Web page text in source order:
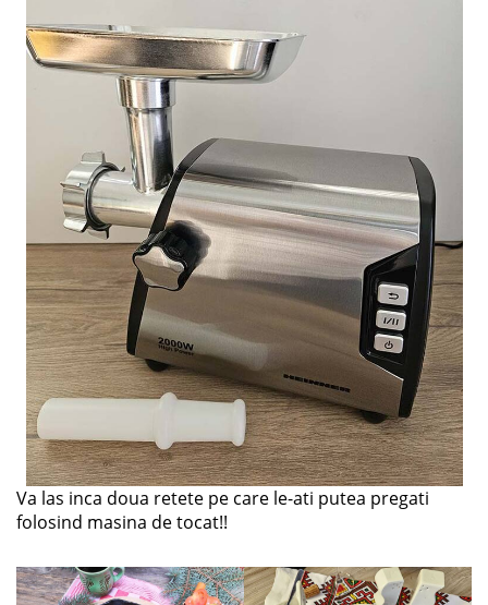
Va las inca doua retete pe care le-ati putea pregati
folosind masina de tocat!!